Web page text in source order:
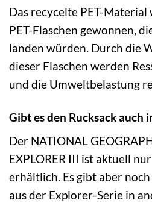
Das recycelte PET-
PET-Flaschen gewonnen,
landen würden. Durch die
dieser Flaschen werden
und die Umweltbelastung
Gibt es den Rucksack auch
Der NATIONAL
EXPLORER III ist aktuell
erhältlich. Es gibt aber
aus der Explorer-Serie in